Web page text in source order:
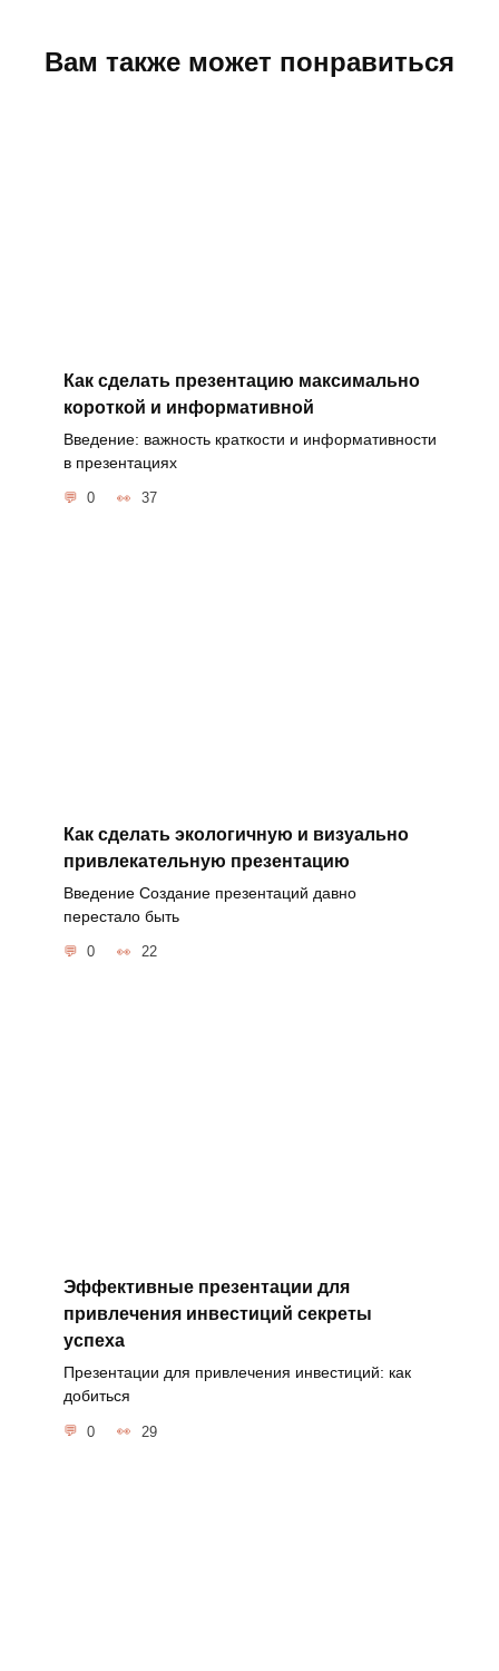
Вам также может понравиться
Как сделать презентацию максимально
короткой и информативной
Введение: важность краткости и информативности
в презентациях
0 37
Как сделать экологичную и визуально
привлекательную презентацию
Введение Создание презентаций давно
перестало быть
0 22
Эффективные презентации для
привлечения инвестиций секреты
успеха
Презентации для привлечения инвестиций: как
добиться
0 29